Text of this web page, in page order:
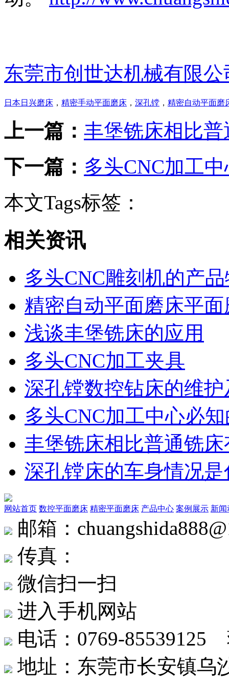
东莞市创世达机械有限公
日本日兴磨床 ， 精密手动平面磨床 ， 深孔镗 ， 精密自动平面磨
上一篇： 丰堡铣床相比
下一篇： 多头CNC加工
本文Tags标签：
相关资讯
多头CNC雕刻机的产
精密自动平面磨床平
浅谈丰堡铣床的应用
多头CNC加工夹具
深孔镗数控钻床的维
多头CNC加工中心必
丰堡铣床相比普通铣
深孔镗床的车身情况
网站首页 数控平面磨床 精密平面磨床 产品中心 案例展示 新闻
邮箱：
传真：
微信扫一扫
进入手机网站
电话：0769-85539125
地址：东莞市长安镇乌